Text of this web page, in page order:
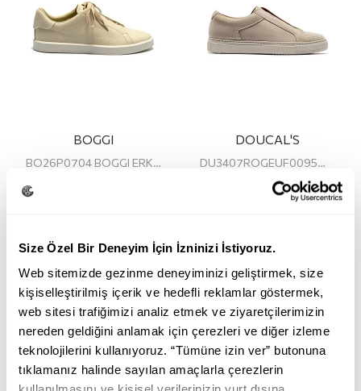
Size Özel Bir Deneyim İçin İzninizi İstiyoruz.
Web sitemizde gezinme deneyiminizi geliştirmek, size
kişiselleştirilmiş içerik ve hedefli reklamlar göstermek,
web sitesi trafiğimizi analiz etmek ve ziyaretçilerimizin
nereden geldiğini anlamak için çerezleri ve diğer izleme
teknolojilerini kullanıyoruz. “Tümüne izin ver” butonuna
tıklamanız halinde sayılan amaçlarla çerezlerin
BOGGI
BO26P0704 BOGGI ERKEK SNEAKER
18.855,00
TL
DOUCAL'S
DU3407ROGEUF0095W15 DOUCAL'S ERKEK SNEAKER
13.495,00